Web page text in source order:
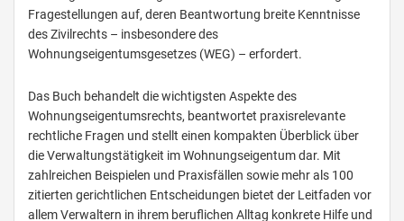
Fragestellungen auf, deren Beantwortung breite Kenntnisse
des Zivilrechts – insbesondere des
Wohnungseigentumsgesetzes (WEG) – erfordert.
Das Buch behandelt die wichtigsten Aspekte des
Wohnungseigentumsrechts, beantwortet praxisrelevante
rechtliche Fragen und stellt einen kompakten Überblick über
die Verwaltungstätigkeit im Wohnungseigentum dar. Mit
zahlreichen Beispielen und Praxisfällen sowie mehr als 100
zitierten gerichtlichen Entscheidungen bietet der Leitfaden vor
allem Verwaltern in ihrem beruflichen Alltag konkrete Hilfe und